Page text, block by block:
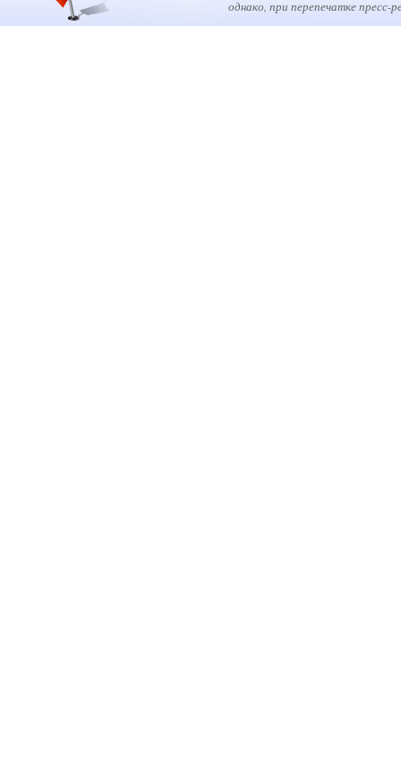
однако, при перепечатке пресс-